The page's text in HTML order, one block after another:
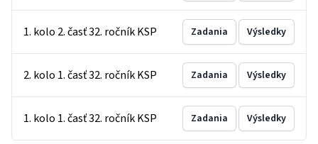
1. kolo 2. časť 32. ročník KSP Zadania Výsledky
2. kolo 1. časť 32. ročník KSP Zadania Výsledky
1. kolo 1. časť 32. ročník KSP Zadania Výsledky